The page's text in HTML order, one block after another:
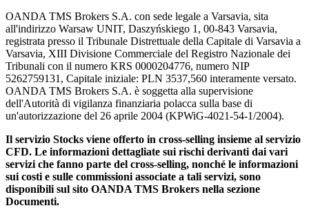
OANDA TMS Brokers S.A. con sede legale a Varsavia, sita
all'indirizzo Warsaw UNIT, Daszyńskiego 1, 00-843 Varsavia,
registrata presso il Tribunale Distrettuale della Capitale di Varsavia a
Varsavia, XIII Divisione Commerciale del Registro Nazionale dei
Tribunali con il numero KRS 0000204776, numero NIP
5262759131, Capitale iniziale: PLN 3537,560 interamente versato.
OANDA TMS Brokers S.A. è soggetta alla supervisione
dell'Autorità di vigilanza finanziaria polacca sulla base di
un'autorizzazione del 26 aprile 2004 (KPWiG-4021-54-1/2004).
Il servizio Stocks viene offerto in cross-selling insieme al servizio
CFD. Le informazioni dettagliate sui rischi derivanti dai vari
servizi che fanno parte del cross-selling, nonché le informazioni
sui costi e sulle commissioni associate a tali servizi, sono
disponibili sul sito OANDA TMS Brokers nella sezione
Documenti.